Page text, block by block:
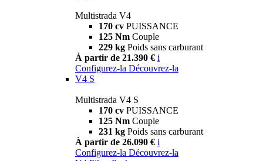
Multistrada V4
170 cv PUISSANCE
125 Nm Couple
229 kg Poids sans carburant
À partir de 21.390 € i
Configurez-la Découvrez-la
V4 S
Multistrada V4 S
170 cv PUISSANCE
125 Nm Couple
231 kg Poids sans carburant
À partir de 26.090 € i
Configurez-la Découvrez-la